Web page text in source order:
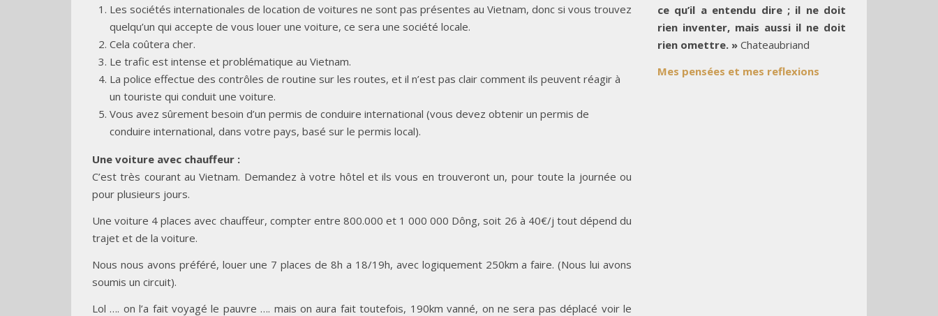
Les sociétés internationales de location de voitures ne sont pas présentes au Vietnam, donc si vous trouvez
quelqu’un qui accepte de vous louer une voiture, ce sera une société locale.
Cela coûtera cher.
Le trafic est intense et problématique au Vietnam.
La police effectue des contrôles de routine sur les routes, et il n’est pas clair comment ils peuvent réagir à
un touriste qui conduit une voiture.
Vous avez sûrement besoin d’un permis de conduire international (vous devez obtenir un permis de
conduire international, dans votre pays, basé sur le permis local).
Une voiture avec chauffeur :
C’est très courant au Vietnam. Demandez à votre hôtel et ils vous en trouveront un, pour toute la journée ou
pour plusieurs jours.
Une voiture 4 places avec chauffeur, compter entre 800.000 et 1 000 000 Dông, soit 26 à 40€/j tout dépend du
trajet et de la voiture.
Nous nous avons préféré, louer une 7 places de 8h a 18/19h, avec logiquement 250km a faire. (Nous lui avons
soumis un circuit).
Lol …. on l’a fait voyagé le pauvre …. mais on aura fait toutefois, 190km vanné, on ne sera pas déplacé voir le
ce qu’il a entendu dire ; il ne doit
rien inventer, mais aussi il ne doit
rien omettre. » Chateaubriand
Mes pensées et mes reflexions